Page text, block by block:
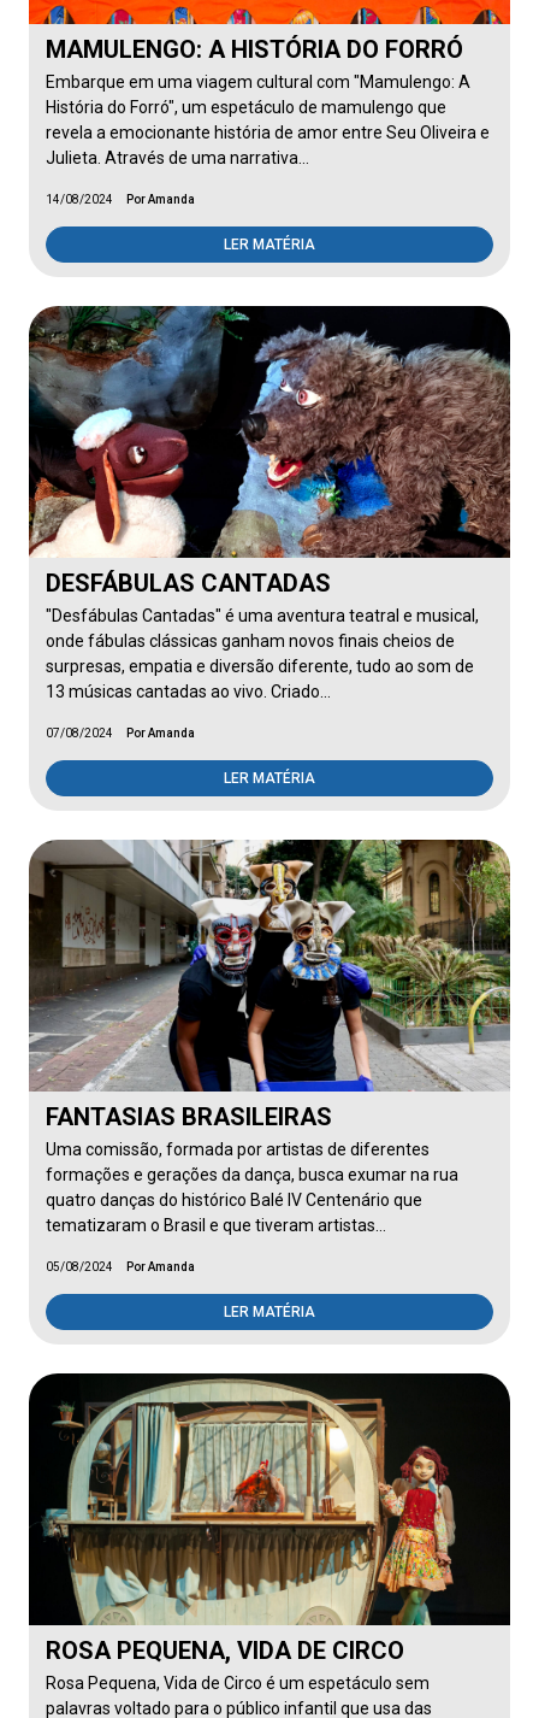
MAMULENGO: A HISTÓRIA DO FORRÓ
Embarque em uma viagem cultural com "Mamulengo: A
História do Forró", um espetáculo de mamulengo que
revela a emocionante história de amor entre Seu Oliveira e
Julieta. Através de uma narrativa…
14/08/2024 Por Amanda
LER MATÉRIA
DESFÁBULAS CANTADAS
"Desfábulas Cantadas" é uma aventura teatral e musical,
onde fábulas clássicas ganham novos finais cheios de
surpresas, empatia e diversão diferente, tudo ao som de
13 músicas cantadas ao vivo. Criado…
07/08/2024 Por Amanda
LER MATÉRIA
FANTASIAS BRASILEIRAS
Uma comissão, formada por artistas de diferentes
formações e gerações da dança, busca exumar na rua
quatro danças do histórico Balé IV Centenário que
tematizaram o Brasil e que tiveram artistas…
05/08/2024 Por Amanda
LER MATÉRIA
ROSA PEQUENA, VIDA DE CIRCO
Rosa Pequena, Vida de Circo é um espetáculo sem
palavras voltado para o público infantil que usa das